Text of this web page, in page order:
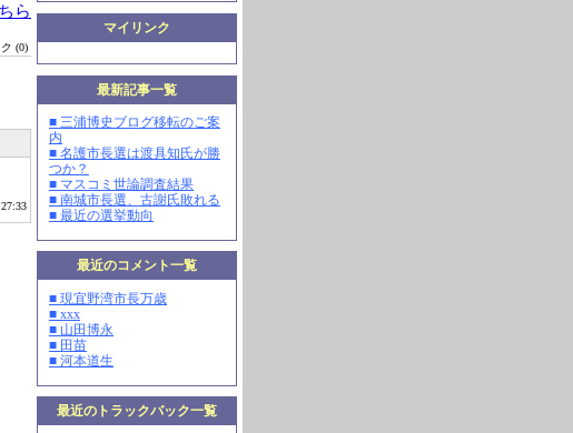
マイリンク
最新記事一覧
■ 三浦博史ブログ移転のご案
内
■ 名護市長選は渡具知氏が勝
つか？
■ マスコミ世論調査結果
■ 南城市長選、古謝氏敗れる
■ 最近の選挙動向
最近のコメント一覧
■ 現宜野湾市長万歳
■ xxx
■ 山田博永
■ 田苗
■ 河本道生
最近のトラックバック一覧
ら
(0)